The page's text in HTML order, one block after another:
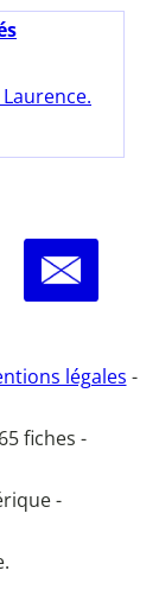
légales -
fiches -
-